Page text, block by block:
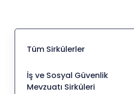
Tüm Sirkülerler
İş ve Sosyal Güvenlik
Mevzuatı Sirküleri